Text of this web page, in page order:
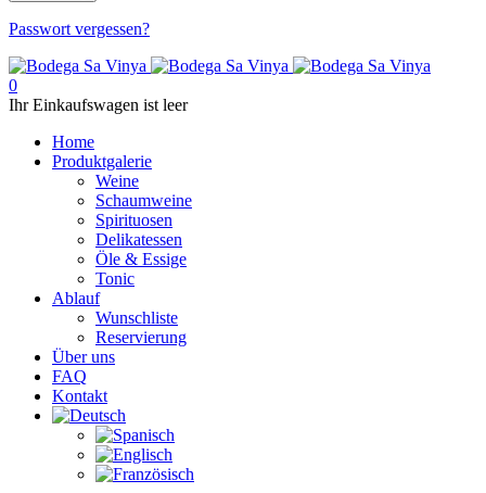
Passwort vergessen?
0
Ihr Einkaufswagen ist leer
Home
Produktgalerie
Weine
Schaumweine
Spirituosen
Delikatessen
Öle & Essige
Tonic
Ablauf
Wunschliste
Reservierung
Über uns
FAQ
Kontakt